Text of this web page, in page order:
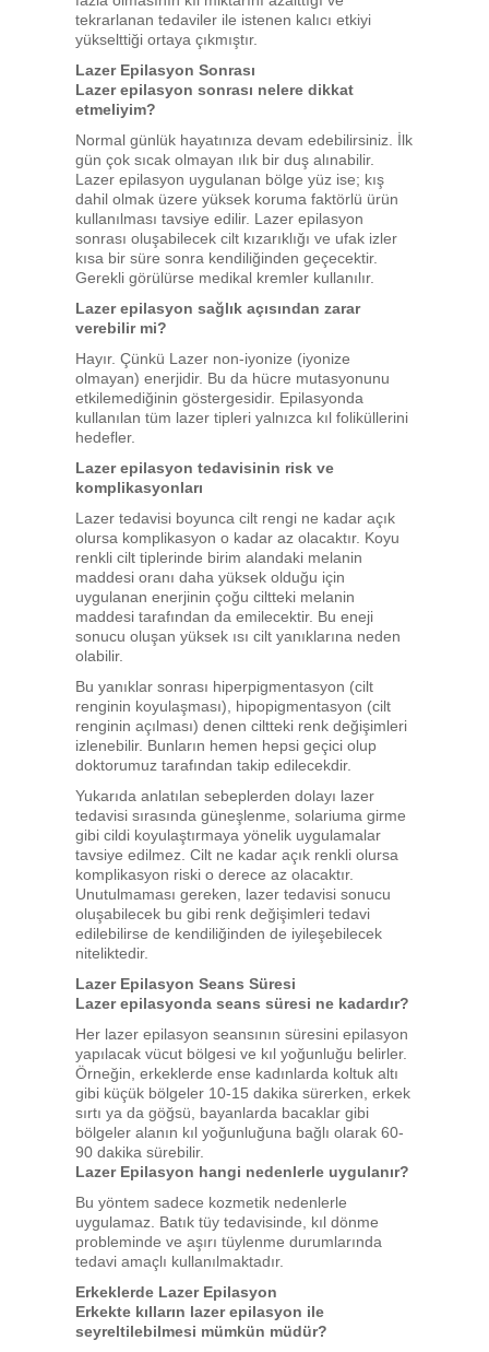
tekrarlanan tedaviler ile istenen kalıcı etkiyi
yükselttiği ortaya çıkmıştır.
Lazer Epilasyon Sonrası
Lazer epilasyon sonrası nelere dikkat
etmeliyim?
Normal günlük hayatınıza devam edebilirsiniz. İlk
gün çok sıcak olmayan ılık bir duş alınabilir.
Lazer epilasyon uygulanan bölge yüz ise; kış
dahil olmak üzere yüksek koruma faktörlü ürün
kullanılması tavsiye edilir. Lazer epilasyon
sonrası oluşabilecek cilt kızarıklığı ve ufak izler
kısa bir süre sonra kendiliğinden geçecektir.
Gerekli görülürse medikal kremler kullanılır.
Lazer epilasyon sağlık açısından zarar
verebilir mi?
Hayır. Çünkü Lazer non-iyonize (iyonize
olmayan) enerjidir. Bu da hücre mutasyonunu
etkilemediğinin göstergesidir. Epilasyonda
kullanılan tüm lazer tipleri yalnızca kıl foliküllerini
hedefler.
Lazer epilasyon tedavisinin risk ve
komplikasyonları
Lazer tedavisi boyunca cilt rengi ne kadar açık
olursa komplikasyon o kadar az olacaktır. Koyu
renkli cilt tiplerinde birim alandaki melanin
maddesi oranı daha yüksek olduğu için
uygulanan enerjinin çoğu ciltteki melanin
maddesi tarafından da emilecektir. Bu eneji
sonucu oluşan yüksek ısı cilt yanıklarına neden
olabilir.
Bu yanıklar sonrası hiperpigmentasyon (cilt
renginin koyulaşması), hipopigmentasyon (cilt
renginin açılması) denen ciltteki renk değişimleri
izlenebilir. Bunların hemen hepsi geçici olup
doktorumuz tarafından takip edilecekdir.
Yukarıda anlatılan sebeplerden dolayı lazer
tedavisi sırasında güneşlenme, solariuma girme
gibi cildi koyulaştırmaya yönelik uygulamalar
tavsiye edilmez. Cilt ne kadar açık renkli olursa
komplikasyon riski o derece az olacaktır.
Unutulmaması gereken, lazer tedavisi sonucu
oluşabilecek bu gibi renk değişimleri tedavi
edilebilirse de kendiliğinden de iyileşebilecek
niteliktedir.
Lazer Epilasyon Seans Süresi
Lazer epilasyonda seans süresi ne kadardır?
Her lazer epilasyon seansının süresini epilasyon
yapılacak vücut bölgesi ve kıl yoğunluğu belirler.
Örneğin, erkeklerde ense kadınlarda koltuk altı
gibi küçük bölgeler 10-15 dakika sürerken, erkek
sırtı ya da göğsü, bayanlarda bacaklar gibi
bölgeler alanın kıl yoğunluğuna bağlı olarak 60-
90 dakika sürebilir.
Lazer Epilasyon hangi nedenlerle uygulanır?
Bu yöntem sadece kozmetik nedenlerle
uygulamaz. Batık tüy tedavisinde, kıl dönme
probleminde ve aşırı tüylenme durumlarında
tedavi amaçlı kullanılmaktadır.
Erkeklerde Lazer Epilasyon
Erkekte kılların lazer epilasyon ile
seyreltilebilmesi mümkün müdür?